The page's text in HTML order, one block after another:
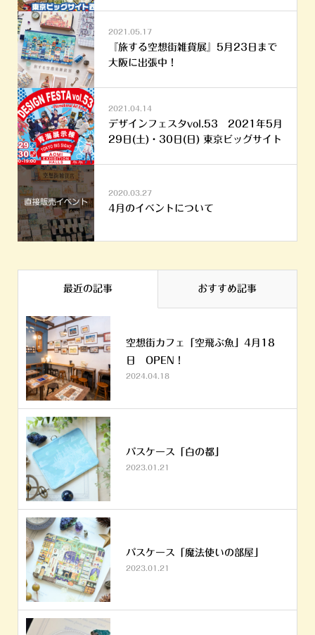
2021.05.17
『旅する空想街雑貨展』5月23日まで
大阪に出張中！
2021.04.14
デザインフェスタvol.53 2021年5月
29日(土)・30日(日) 東京ビッグサイト
2020.03.27
4月のイベントについて
最近の記事 おすすめ記事
空想街カフェ「空飛ぶ魚」4月18
日 OPEN！
2024.04.18
パスケース「白の都」
2023.01.21
パスケース「魔法使いの部屋」
2023.01.21